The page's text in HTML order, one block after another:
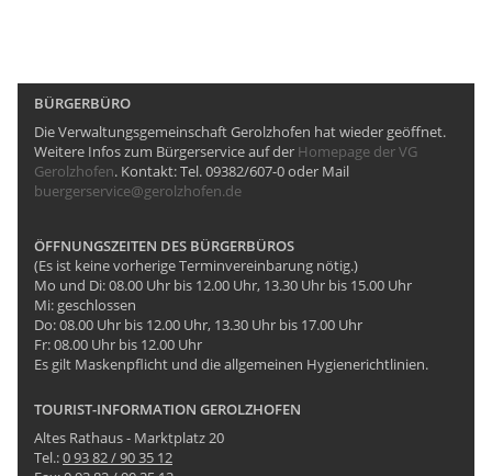
BÜRGERBÜRO
Die Verwaltungsgemeinschaft Gerolzhofen hat wieder geöffnet.
Weitere Infos zum Bürgerservice auf der Homepage der VG
Gerolzhofen. Kontakt: Tel. 09382/607-0 oder Mail
buergerservice@gerolzhofen.de
ÖFFNUNGSZEITEN DES BÜRGERBÜROS
(Es ist keine vorherige Terminvereinbarung nötig.)
Mo und Di: 08.00 Uhr bis 12.00 Uhr, 13.30 Uhr bis 15.00 Uhr
Mi: geschlossen
Do: 08.00 Uhr bis 12.00 Uhr, 13.30 Uhr bis 17.00 Uhr
Fr: 08.00 Uhr bis 12.00 Uhr
Es gilt Maskenpflicht und die allgemeinen Hygienerichtlinien.
TOURIST-INFORMATION GEROLZHOFEN
Altes Rathaus - Marktplatz 20
Tel.:0 93 82 / 90 35 12